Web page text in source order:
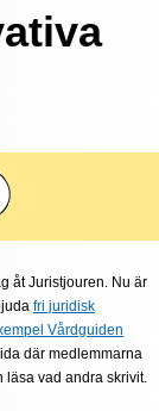
åt Juristjouren. Nu är
fri juridisk
Vårdguiden
där medlemmarna
läsa vad andra skrivit.